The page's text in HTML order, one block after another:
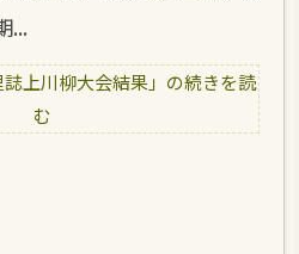
...
誌上川柳大会結果」の続きを読
む